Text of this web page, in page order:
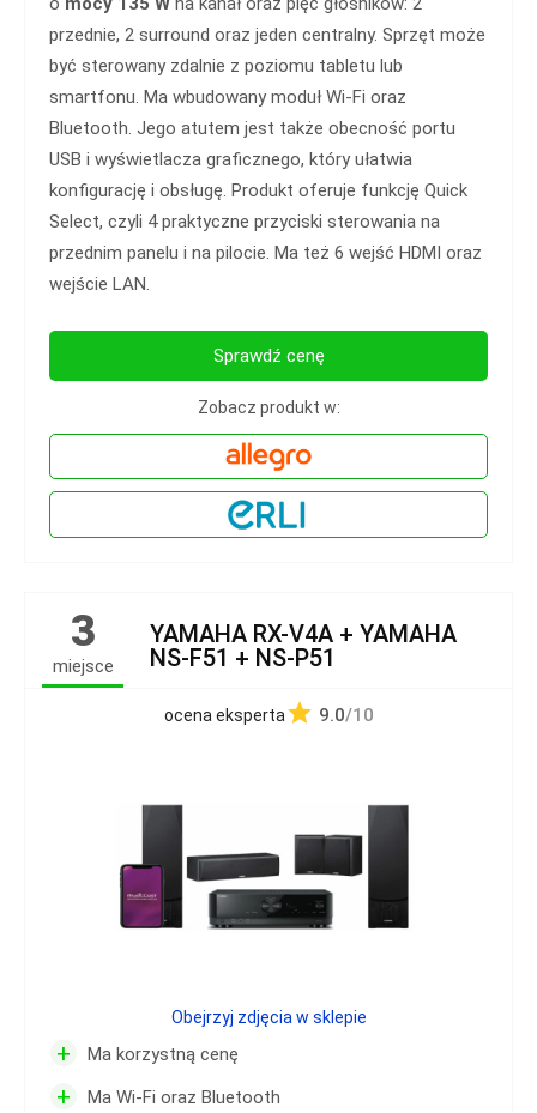
przednie, 2 surround oraz jeden centralny. Sprzęt może
być sterowany zdalnie z poziomu tabletu lub
smartfonu. Ma wbudowany moduł Wi-Fi oraz
Bluetooth. Jego atutem jest także obecność portu
USB i wyświetlacza graficznego, który ułatwia
konfigurację i obsługę. Produkt oferuje funkcję Quick
Select, czyli 4 praktyczne przyciski sterowania na
przednim panelu i na pilocie. Ma też 6 wejść HDMI oraz
wejście LAN.
Sprawdź cenę
Zobacz produkt w:
3
miejsce
YAMAHA RX-V4A + YAMAHA
NS-F51 + NS-P51
ocena eksperta 9.0/10
+ Ma korzystną cenę
+ Ma Wi-Fi oraz Bluetooth
Obejrzyj zdjęcia w sklepie